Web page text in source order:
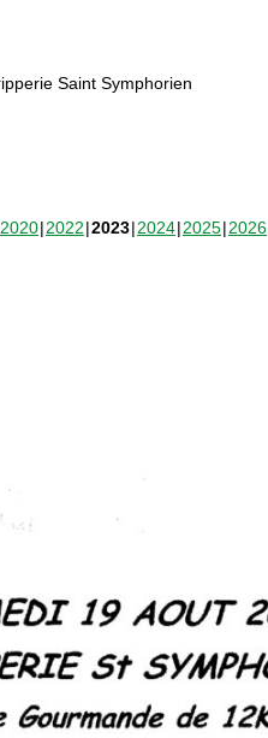
Saint Symphorien
2020 2022 2023 2024 2025 2026